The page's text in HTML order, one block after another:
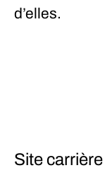
d’elles.
Site carrière